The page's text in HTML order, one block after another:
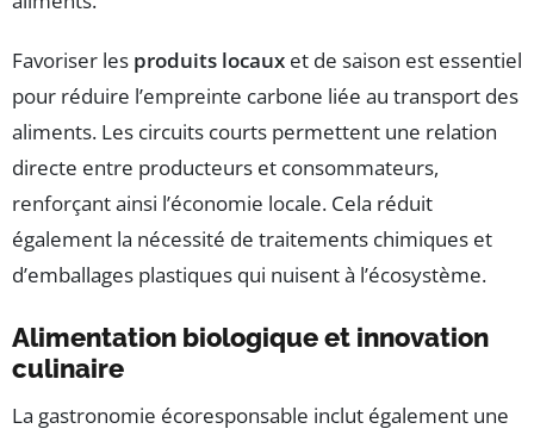
Favoriser les produits locaux et de saison est essentiel
pour réduire l’empreinte carbone liée au transport des
aliments. Les circuits courts permettent une relation
directe entre producteurs et consommateurs,
renforçant ainsi l’économie locale. Cela réduit
également la nécessité de traitements chimiques et
d’emballages plastiques qui nuisent à l’écosystème.
Alimentation biologique et innovation
culinaire
La gastronomie écoresponsable inclut également une